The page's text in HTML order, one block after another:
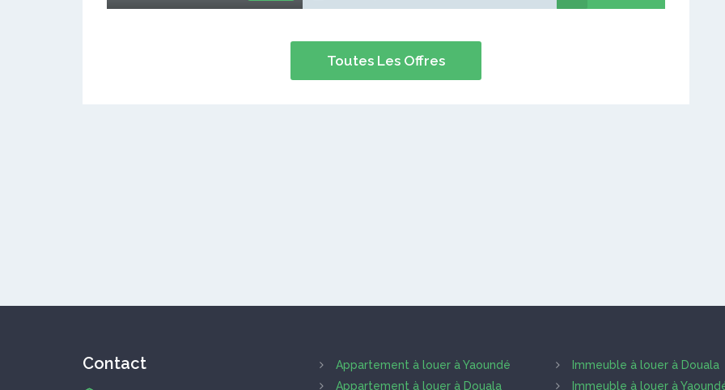
Toutes Les Offres
Contact
Appartement à louer à Yaoundé
Appartement à louer à Douala
Immeuble à louer à Douala
Immeuble à louer à